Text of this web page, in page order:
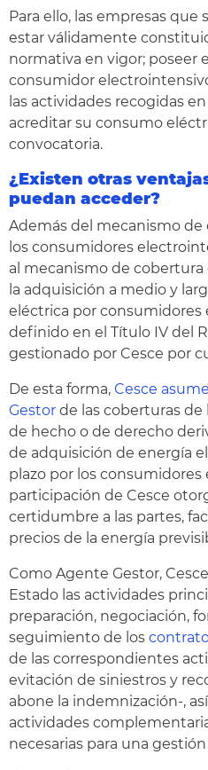
Para ello, las empresas
estar válidamente
normativa en vigor; poseer
consumidor
las actividades recogidas
acreditar su consumo
convocatoria.
¿Existen otras
puedan acceder?
Además del mecanismo
los consumidores
al mecanismo de cobertura
la adquisición a medio y
eléctrica por consumidores
definido en el Título IV del
gestionado por Cesce por
De esta forma, Cesce
Gestor de las coberturas de
de hecho o de derecho
de adquisición de energía
plazo por los consumidores
participación de Cesce
certidumbre a las partes,
precios de la energía
Como Agente Gestor,
Estado las actividades
preparación, negociación,
seguimiento de los
de las correspondientes
evitación de siniestros y
abone la indemnización-,
actividades
necesarias para una